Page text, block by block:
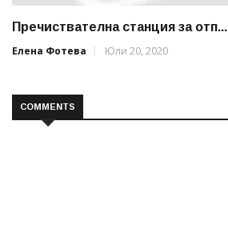
Пречиствателна станция за отп...
Елена Фотева
Юли 20, 2020
COMMENTS